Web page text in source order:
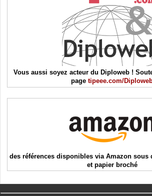
Vous aussi soyez acteur du Diploweb !
page tipeee.com/
des références disponibles via Amazon sous
et papier broché